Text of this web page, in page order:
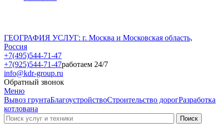
ГЕОГРАФИЯ УСЛУГ: г. Москва и Московская область,
Россия
+7(495)544-71-47
+7(925)544-71-47работаем 24/7
info@kdr-group.ru
Обратный звонок
Меню
Вывоз грунтаБлагоустройствоСтроительство дорогРазработка
котлована